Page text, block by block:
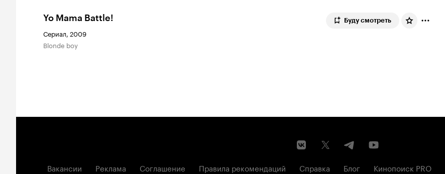
Yo Mama Battle!
Сериал, 2009
Blonde boy
Буду смотреть
Вакансии Реклама Соглашение Правила рекомендаций Справка Блог Кинопоиск PRO